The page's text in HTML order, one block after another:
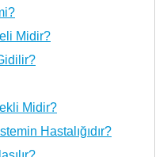
Midir?
Midir?
Hastalığıdır?